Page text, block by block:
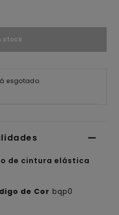
stock
esgotado.
de cintura elástica
de Cor bqp0